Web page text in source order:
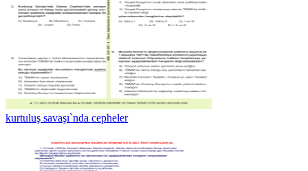
kurtuluş savaşı`nda cepheler